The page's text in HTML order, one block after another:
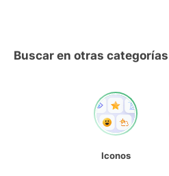
Buscar en otras categorías
Iconos